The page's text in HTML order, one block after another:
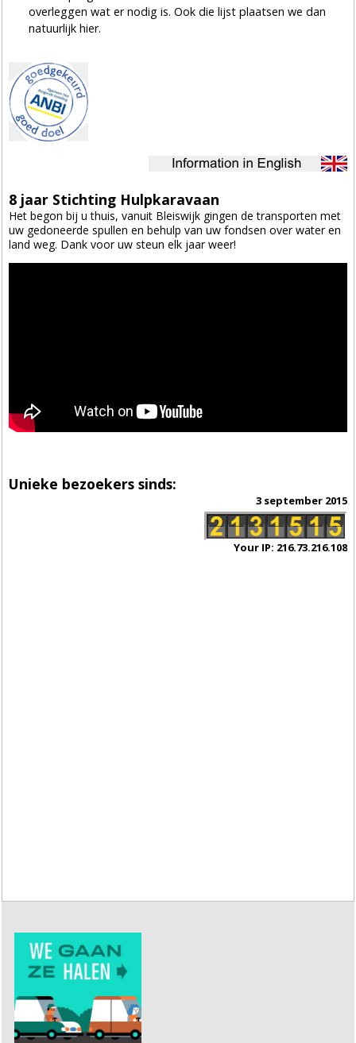
overleggen wat er nodig is. Ook die lijst plaatsen we dan
natuurlijk hier.
8 jaar Stichting Hulpkaravaan
Het begon bij u thuis, vanuit Bleiswijk gingen de transporten met
uw gedoneerde spullen en behulp van uw fondsen over water en
land weg. Dank voor uw steun elk jaar weer!
Unieke bezoekers sinds:
3 september 2015
Your IP: 216.73.216.108